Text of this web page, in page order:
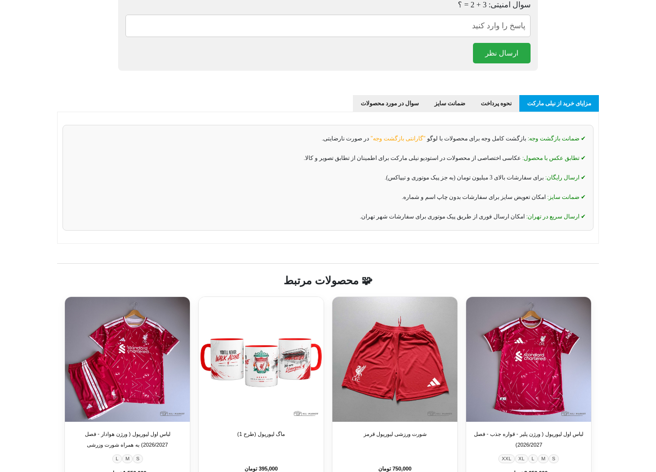
سوال امنیتی: 3 + 2 = ؟
ارسال نظر
مزایای خرید از نیلی مارکت نحوه پرداخت ضمانت سایز سوال در مورد محصولات
✔ ضمانت بازگشت وجه: بازگشت کامل وجه برای محصولات با لوگو "گارانتی بازگشت وجه" در صورت نارضایتی.
✔ تطابق عکس با محصول: عکاسی اختصاصی از محصولات در استودیو نیلی مارکت برای اطمینان از تطابق تصویر و کالا.
✔ ارسال رایگان: برای سفارشات بالای 3 میلیون تومان (به جز پیک موتوری و تیپاکس).
✔ ضمانت سایز: امکان تعویض سایز برای سفارشات بدون چاپ اسم و شماره.
✔ ارسال سریع در تهران: امکان ارسال فوری از طریق پیک موتوری برای سفارشات شهر تهران.
🧩 محصولات مرتبط
لباس اول لیورپول ( ورژن پلیر - قواره جذب - فصل
2026/2027)
S
M
L
XL
XXL
شورت ورزشی لیورپول قرمز
750,000 تومان
ماگ لیورپول (طرح 1)
395,000 تومان
لباس اول لیورپول ( ورژن هوادار - فصل
2026/2027) به همراه شورت وزرشی
S
M
L